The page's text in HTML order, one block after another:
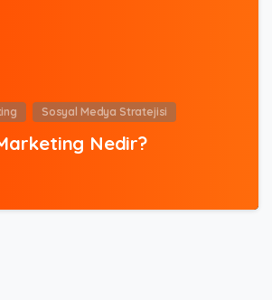
Sosyal Medya Stratejisi
Nedir?